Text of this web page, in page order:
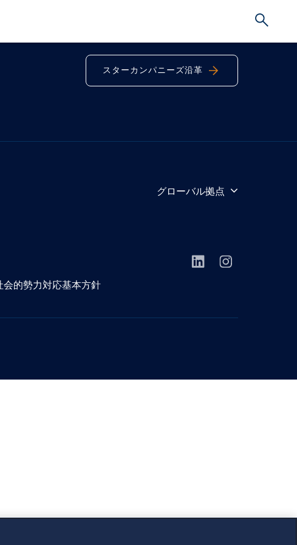
スターカンパニーズ沿革
グローバル拠点
会的勢力対応基本方針